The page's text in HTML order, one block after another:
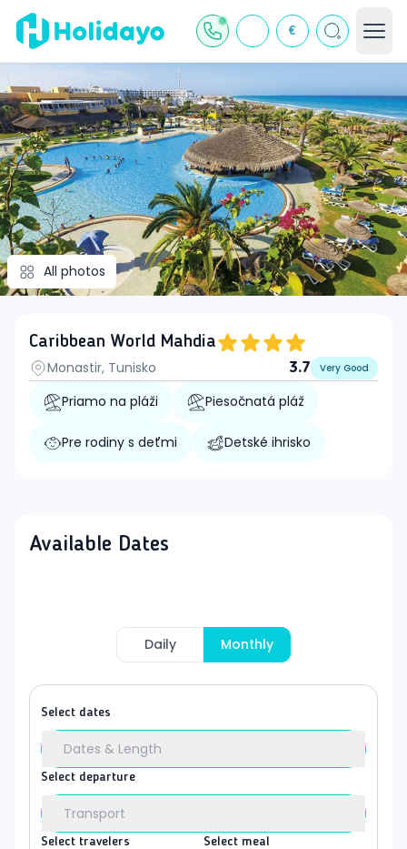
€
All photos
Caribbean World Mahdia
Monastir, Tunisko
3.7 Very Good
Priamo na pláži Piesočnatá pláž
Pre rodiny s deťmi Detské ihrisko
Available Dates
Daily Monthly
Select dates
Dates & Length
Select departure
Transport
Select travelers Select meal